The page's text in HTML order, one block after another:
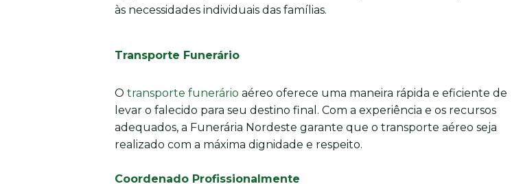
às necessidades individuais das famílias.
Transporte Funerário
O transporte funerário aéreo oferece uma maneira rápida e eficiente de
levar o falecido para seu destino final. Com a experiência e os recursos
adequados, a Funerária Nordeste garante que o transporte aéreo seja
realizado com a máxima dignidade e respeito.
Coordenado Profissionalmente